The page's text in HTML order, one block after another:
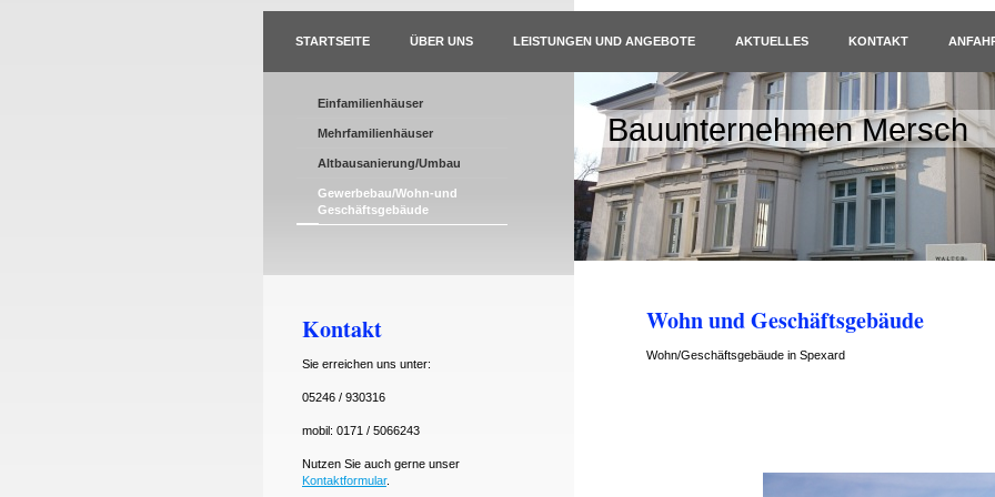
STARTSEITE ÜBER UNS LEISTUNGEN UND ANGEBOTE AKTUELLES KONTAKT
Einfamilienhäuser
Mehrfamilienhäuser
Altbausanierung/Umbau
Gewerbebau/Wohn-und
Geschäftsgebäude
Kontakt
Sie erreichen uns unter:
05246 / 930316
mobil: 0171 / 5066243
Nutzen Sie auch gerne unser
Kontaktformular.
Bauunternehmen Mersch
Wohn und Geschäftsgebäude
Wohn/Geschäftsgebäude in Spexard